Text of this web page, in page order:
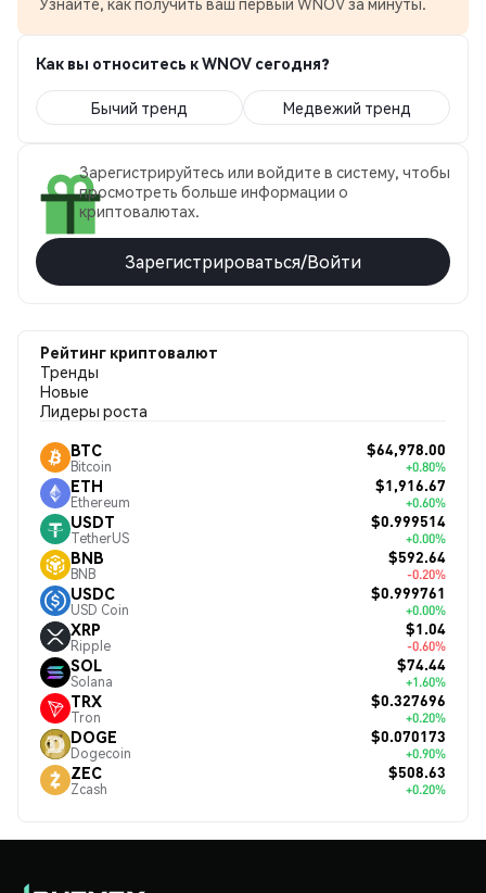
Как вы относитесь к WNOV сегодня?
Бычий тренд Медвежий тренд
Зарегистрируйтесь или войдите в систему, чтобы
просмотреть больше информации о
криптовалютах.
Зарегистрироваться/Войти
Рейтинг криптовалют
Тренды
Новые
Лидеры роста
BTC
Bitcoin
$64,978.00
+0.80%
ETH
Ethereum
$1,916.67
+0.60%
USDT
TetherUS
$0.999514
+0.00%
BNB
BNB
$592.64
-0.20%
USDC
USD Coin
$0.999761
+0.00%
XRP
Ripple
$1.04
-0.60%
SOL
Solana
$74.44
+1.60%
TRX
Tron
$0.327696
+0.20%
DOGE
Dogecoin
$0.070173
+0.90%
ZEC
Zcash
$508.63
+0.20%